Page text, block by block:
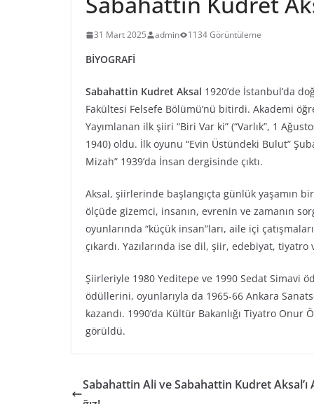
31 Mart 2025 admin 1134 Görüntüleme
BİYOGRAFİ
Sabahattin Kudret Aksal 1920’de İstanbul’da
Fakültesi Felsefe Bölümü’nü bitirdi. Akademi
Yayımlanan ilk şiiri “Biri Var ki” (“Varlık”, 1
1940) oldu. İlk oyunu “Evin Üstündeki Bulut”
Mizah” 1939’da İnsan dergisinde çıktı.
Aksal, şiirlerinde başlangıçta günlük yaşamın
ölçüde gizemci, insanın, evrenin ve zamanın
oyunlarında “küçük insan”ları, aile içi
çıkardı. Yazılarında ise dil, şiir, edebiyat,
Şiirleriyle 1980 Yeditepe ve 1990 Sedat Simavi
ödüllerini, oyunlarıyla da 1965-66 Ankara
kazandı. 1990’da Kültür Bakanlığı Tiyatro Onur
görüldü.
Sabahattin Ali ve Sabahattin Kudret Aksal’ı